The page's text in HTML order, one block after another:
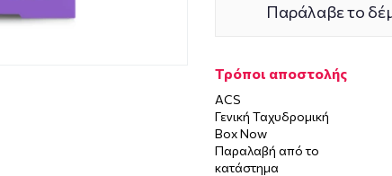
Παράλαβε το
Τρόποι αποστολής
ACS
Γενική Ταχυδρομική
Box Now
Παραλαβή από το
κατάστημα